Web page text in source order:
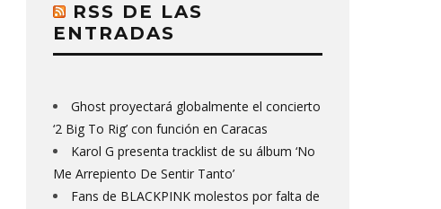
RSS DE LAS
ENTRADAS
Ghost proyectará globalmente el concierto
‘2 Big To Rig’ con función en Caracas
Karol G presenta tracklist de su álbum ‘No
Me Arrepiento De Sentir Tanto’
Fans de BLACKPINK molestos por falta de